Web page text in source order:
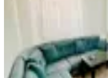
AMAZON GAYRİMENKUL
Ara